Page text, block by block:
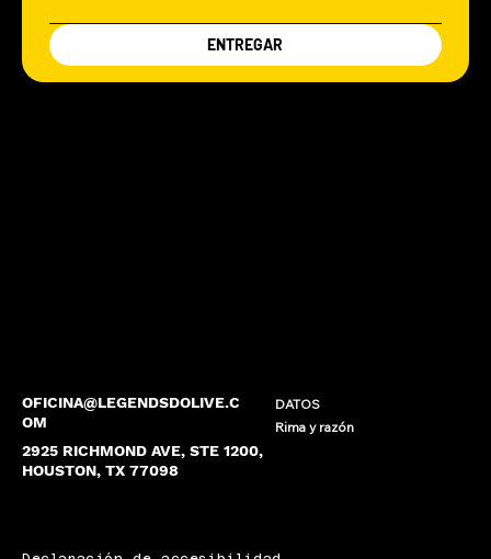
OFICINA@LEGENDSDOLIVE.C
OM
2925 RICHMOND AVE, STE 1200,
HOUSTON, TX 77098
DATOS
Rima y razón
ENTREGAR